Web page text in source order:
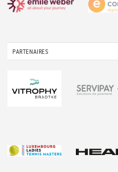
PARTENAIRES